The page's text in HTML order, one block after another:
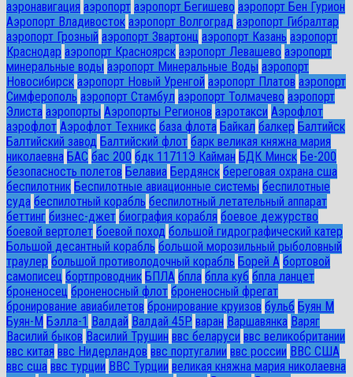
аэронавигация аэропорт аэропорт Бегишево аэропорт Бен Гурион
Аэропорт Владивосток аэропорт Волгоград аэропорт Гибралтар
аэропорт Грозный аэропорт Звартонц аэропорт Казань аэропорт
Краснодар аэропорт Красноярск аэропорт Левашево аэропорт
минеральные воды аэропорт Минеральные Воды аэропорт
Новосибирск аэропорт Новый Уренгой аэропорт Платов аэропорт
Симферополь аэропорт Стамбул аэропорт Толмачево аэропорт
Элиста аэропорты Аэропорты Регионов аэротакси Аэрофлот
аэрофлот Аэрофлот Техникс база флота Байкал балкер Балтийск
Балтийский завод Балтийский флот барк великая княжна мария
николаевна БАС бас 200 бдк 11711Э Кайман БДК Минск Бе-200
безопасность полетов Белавиа Бердянск береговая охрана сша
беспилотник Беспилотные авиационные системы беспилотные
суда беспилотный корабль беспилотный летательный аппарат
беттинг бизнес-джет биография корабля боевое дежурство
боевой вертолет боевой поход большой гидрографический катер
Большой десантный корабль большой морозильный рыболовный
траулер большой противолодочный корабль Борей А бортовой
самописец бортпроводник БПЛА бпла бпла куб бпла ланцет
броненосец броненосный флот броненосный фрегат
бронирование авиабилетов бронирование круизов бульб Буян М
Буян-М Бэлла-1 Валдай Валдай 45Р варан Варшавянка Варяг
Василий быков Василий Трушин ввс беларуси ввс великобритании
ввс китая ввс Нидерландов ввс португалии ввс россии ВВС США
ввс сша ввс турции ВВС Турции великая княжна мария николаевна